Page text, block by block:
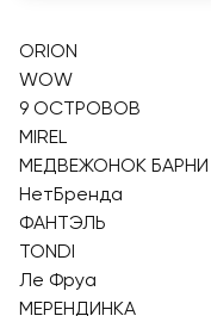
ORION
WOW
9 ОСТРОВОВ
MIREL
МЕДВЕЖОНОК БАРНИ
НетБренда
ФАНТЭЛЬ
TONDI
Ле Фруа
МЕРЕНДИНКА